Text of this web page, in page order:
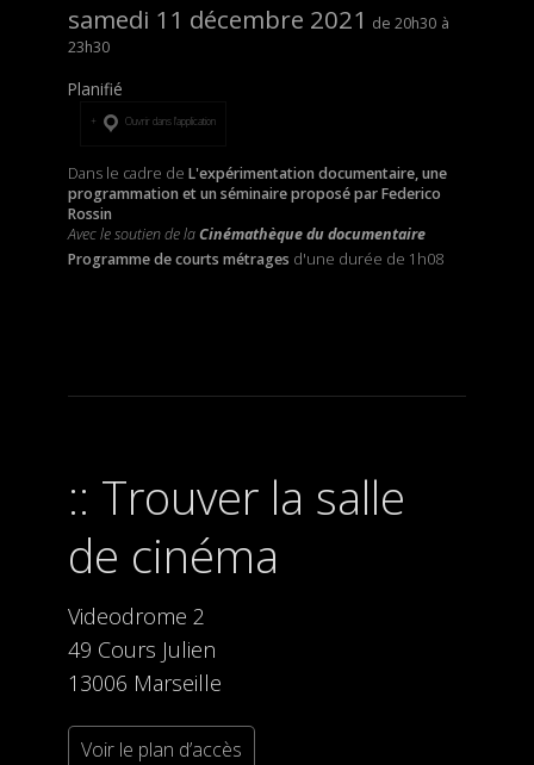
samedi 11 décembre 2021
20h30
23h30
Planifié
Ouvrir dans l’application
Dans le cadre de L'expérimentation documentaire, une
programmation et un séminaire proposé par Federico
Rossin
Avec le soutien de laCinémathèque du documentaire
Programme de courts métrages d'une durée de 1h08
Trouver la salle
de cinéma
Videodrome 2
49 Cours Julien
13006 Marseille
Voir le plan d’accès